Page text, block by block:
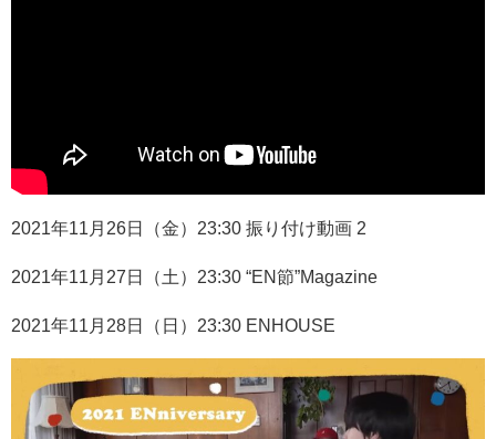
2021 年11 月 26日（金） 23:30 振り付け動画 2
2021 年11 月 27 日（土） 23:30 “EN節”Magazine
2021 年11 月 28日（日） 23:30 ENHOUSE